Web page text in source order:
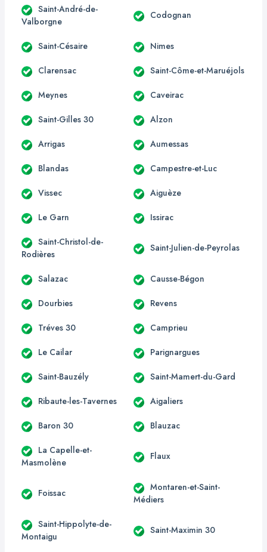
Saint-André-de-
Valborgne
Codognan
Saint-Césaire Nimes
Clarensac Saint-Côme-et-Maruéjols
Meynes Caveirac
Saint-Gilles 30 Alzon
Arrigas Aumessas
Blandas Campestre-et-Luc
Vissec Aiguèze
Le Garn Issirac
Saint-Christol-de-
Rodières
Saint-Julien-de-Peyrolas
Salazac Causse-Bégon
Dourbies Revens
Tréves 30 Camprieu
Le Cailar Parignargues
Saint-Bauzély Saint-Mamert-du-Gard
Ribaute-les-Tavernes Aigaliers
Baron 30 Blauzac
La Capelle-et-
Masmolène
Flaux
Foissac
Montaren-et-Saint-
Médiers
Saint-Hippolyte-de-
Montaigu
Saint-Maximin 30